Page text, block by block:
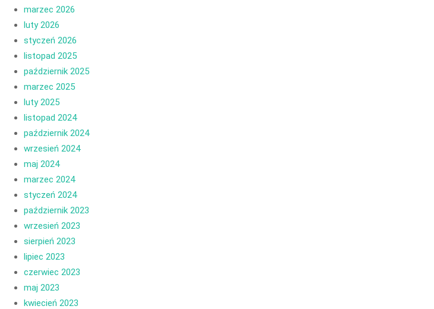
marzec 2026
luty 2026
styczeń 2026
listopad 2025
październik 2025
marzec 2025
luty 2025
listopad 2024
październik 2024
wrzesień 2024
maj 2024
marzec 2024
styczeń 2024
październik 2023
wrzesień 2023
sierpień 2023
lipiec 2023
czerwiec 2023
maj 2023
kwiecień 2023